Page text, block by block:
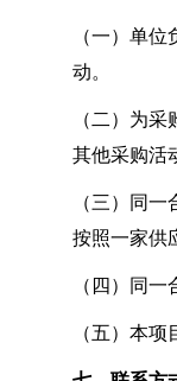
（一）单
动。
（二）为
其他采购活
（三）同
按照一家供
（四）同
（五）本